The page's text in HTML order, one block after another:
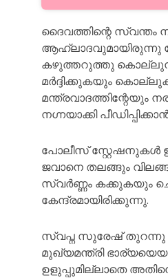
ദൈവത്തിന്റെ സ്വന്തം
ആഹ്ലാദവുമായിരുന്നു
കഴുത്തറുത്തു
മർദ്ദിക്കുകയും
മന്ത്രവാദത്തിന്റേയും
നഗ്നയാക്കി
പോലീസ് സ്റ്റേഷനുകൾ
ജവാനെ തലങ്ങും
സ്വർണ്ണം കക്കുകയും
കേന്ദ്രമായിരിക്കുന്നു.
സ്വപ്ന സുരേഷ് തുറന്നു
മുഖ്യമന്ത്രി
ഉളുപ്പുമില്ലാതെ